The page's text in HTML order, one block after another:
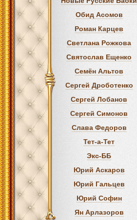
Обид Асомов
Роман Карцев
Светлана Рожкова
Святослав Ещенко
Семён Альтов
Сергей Дроботенко
Сергей Лобанов
Сергей Симонов
Слава Федоров
Тет-а-Тет
Экс-ББ
Юрий Аскаров
Юрий Гальцев
Юрий Софин
Ян Арлазоров